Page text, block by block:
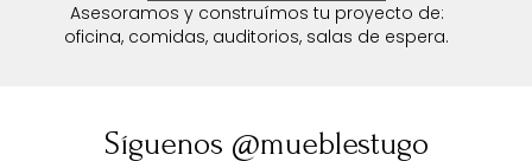
Asesoramos y construímos tu proyecto de:
oficina, comidas, auditorios, salas de espera.
Síguenos @mueblestugo